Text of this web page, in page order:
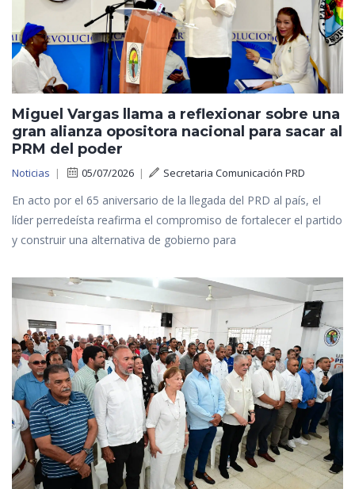
Miguel Vargas llama a reflexionar sobre una
gran alianza opositora nacional para sacar al
PRM del poder
Noticias | 05/07/2026 | Secretaria Comunicación PRD
En acto por el 65 aniversario de la llegada del PRD al país, el
líder perredeísta reafirma el compromiso de fortalecer el partido
y construir una alternativa de gobierno para